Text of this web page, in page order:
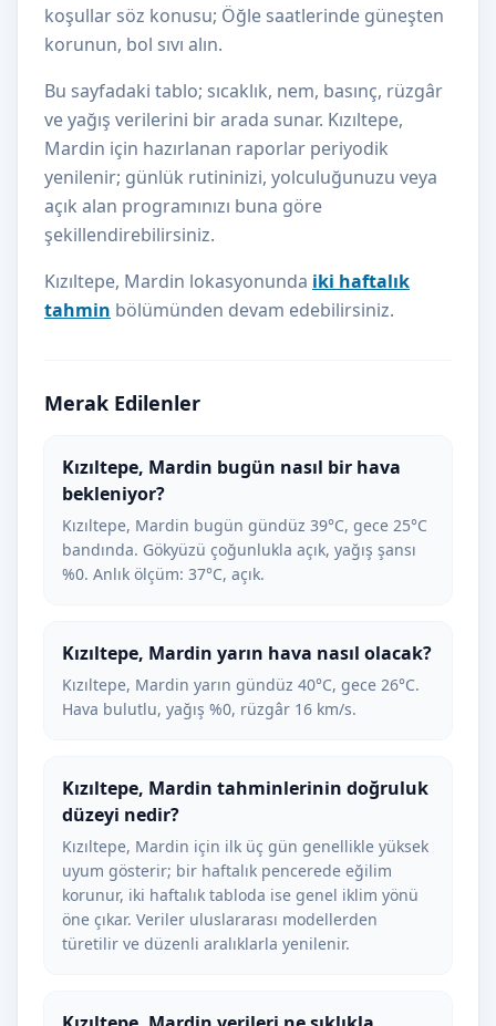
koşullar söz konusu; Öğle saatlerinde güneşten
korunun, bol sıvı alın.
Bu sayfadaki tablo; sıcaklık, nem, basınç, rüzgâr
ve yağış verilerini bir arada sunar. Kızıltepe,
Mardin için hazırlanan raporlar periyodik
yenilenir; günlük rutininizi, yolculuğunuzu veya
açık alan programınızı buna göre
şekillendirebilirsiniz.
Kızıltepe, Mardin lokasyonunda iki haftalık
tahmin bölümünden devam edebilirsiniz.
Merak Edilenler
Kızıltepe, Mardin bugün nasıl bir hava
bekleniyor?
Kızıltepe, Mardin bugün gündüz 39°C, gece 25°C
bandında. Gökyüzü çoğunlukla açık, yağış şansı
%0. Anlık ölçüm: 37°C, açık.
Kızıltepe, Mardin yarın hava nasıl olacak?
Kızıltepe, Mardin yarın gündüz 40°C, gece 26°C.
Hava bulutlu, yağış %0, rüzgâr 16 km/s.
Kızıltepe, Mardin tahminlerinin doğruluk
düzeyi nedir?
Kızıltepe, Mardin için ilk üç gün genellikle yüksek
uyum gösterir; bir haftalık pencerede eğilim
korunur, iki haftalık tabloda ise genel iklim yönü
öne çıkar. Veriler uluslararası modellerden
türetilir ve düzenli aralıklarla yenilenir.